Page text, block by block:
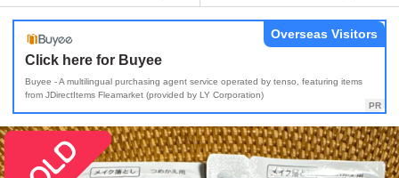
Click here for Buyee
Buyee - A multilingual purchasing agent service operated by tenso, featuring items
from JDirectItems Fleamarket (provided by LY Corporation)
Overseas Visitors